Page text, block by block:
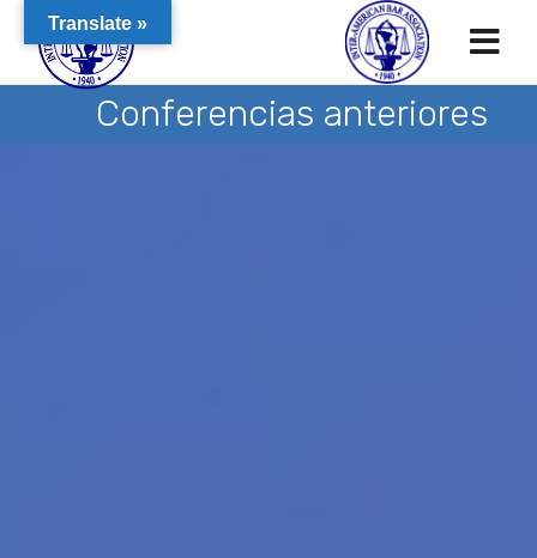
Conferencias anteriores
Translate »